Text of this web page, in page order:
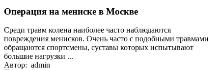
Операция на мениске в Москве
Среди травм колена наиболее часто наблюдаются
повреждения менисков. Очень часто с подобными травмами
обращаются спортсмены, суставы которых испытывают
большие нагрузки ...
Автор: admin